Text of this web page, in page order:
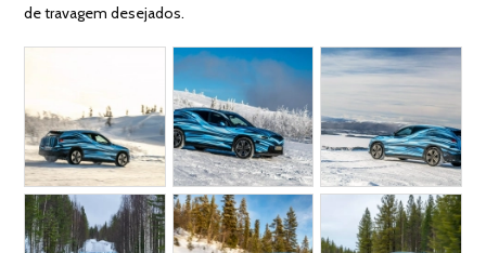
de travagem desejados.